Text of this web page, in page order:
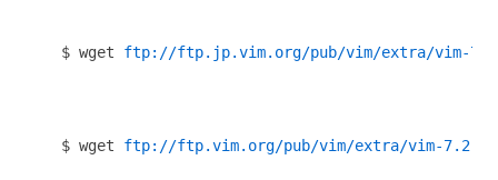
$ wget ftp://ftp.jp.vim.org/pub/vim/extra/vim-
$ wget ftp://ftp.vim.org/pub/vim/extra/vim-7.2-